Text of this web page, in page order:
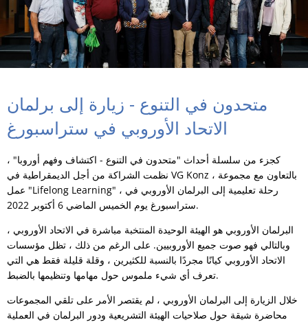
متحدون في التنوع - زيارة إلى برلمان
الاتحاد الأوروبي في ستراسبورغ
كجزء من سلسلة أحداث "متحدون في التنوع - اكتشاف وفهم أوروبا" ،
نظمت الشراكة من أجل الديمقراطية في VG Konz ، بالتعاون مع مجموعة
عمل "Lifelong Learning" ، رحلة تعليمية إلى البرلمان الأوروبي في
ستراسبورغ يوم الخميس الماضي 6 أكتوبر 2022.
البرلمان الأوروبي هو الهيئة الوحيدة المنتخبة مباشرة في الاتحاد الأوروبي ،
وبالتالي فهو صوت جميع الأوروبيين. على الرغم من ذلك ، تظل مؤسسات
الاتحاد الأوروبي كيانًا مجردًا بالنسبة للكثيرين ، وقلة قليلة فقط هي التي
تعرف أي شيء ملموس حول مهامها وتنظيمها بالضبط.
خلال الزيارة إلى البرلمان الأوروبي ، لم يقتصر الأمر على تلقي المجموعات
محاضرة شيقة حول صلاحيات الهيئة التشريعية ودور البرلمان في العملية